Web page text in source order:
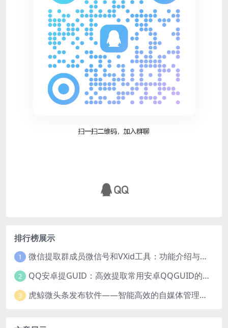
排行榜展示
1 微信提取群成员微信号和VXid工具：功能介绍与使用指南
2 QQ安卓提GUID：高效提取常用安卓QQGUID的新工具
3 虎鲸微头条发布软件——智能高效的自媒体管理工具